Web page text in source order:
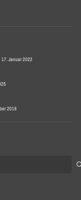
17. Januar 2022
2018